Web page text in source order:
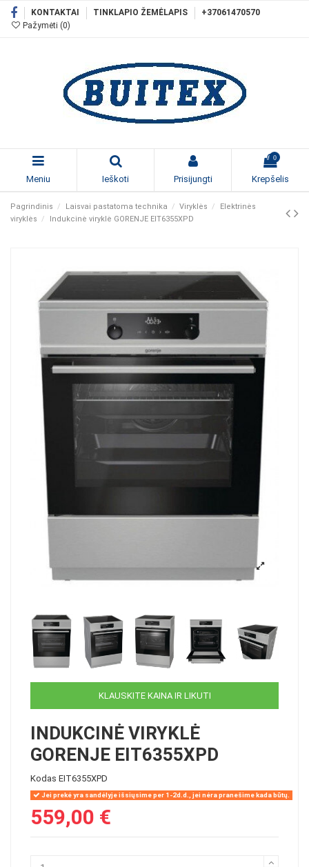
KONTAKTAI TINKLAPIO ŽEMĖLAPIS
+37061470570
Pažymėti (0)
Meniu Ieškoti Prisijungti
0
Krepšelis
Pagrindinis Laisvai pastatoma technika Viryklės
Elektrinės
viryklės
Indukcinė viryklė GORENJE EIT6355XPD
KLAUSKITE KAINA IR LIKUTI
INDUKCINĖ VIRYKLĖ
GORENJE EIT6355XPD
Kodas EIT6355XPD
Jei prekė yra sandėlyje išsiųsime per 1-2d.d., jei nėra pranešime kada būtų.
559,00 €